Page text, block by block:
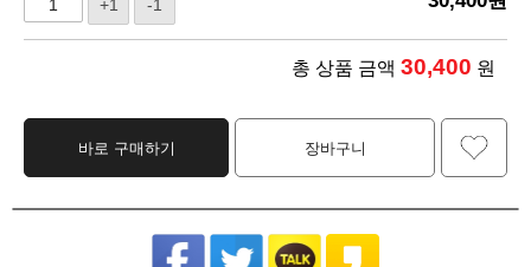
+1 -1
총 상품 금액 30,400 원
바로 구매하기 장바구니